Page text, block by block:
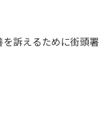
を訴えるために街頭署